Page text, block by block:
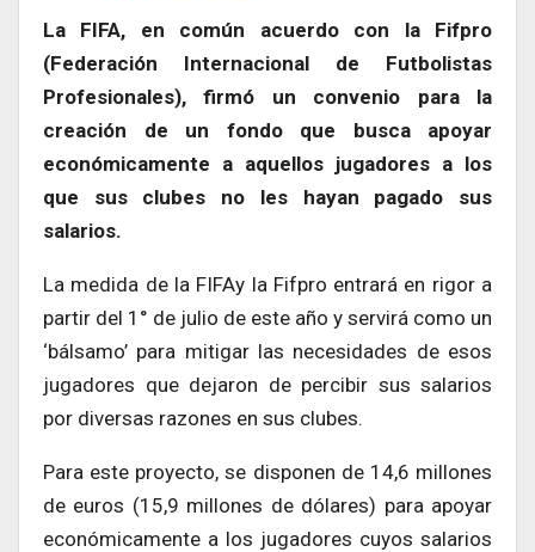
La FIFA, en común acuerdo con la Fifpro
(Federación Internacional de Futbolistas
Profesionales), firmó un convenio para la
creación de un fondo que busca apoyar
económicamente a aquellos jugadores a los
que sus clubes no les hayan pagado sus
salarios.
La medida de la FIFAy la Fifpro entrará en rigor a
partir del 1° de julio de este año y servirá como un
‘bálsamo’ para mitigar las necesidades de esos
jugadores que dejaron de percibir sus salarios
por diversas razones en sus clubes.
Para este proyecto, se disponen de 14,6 millones
de euros (15,9 millones de dólares) para apoyar
económicamente a los jugadores cuyos salarios